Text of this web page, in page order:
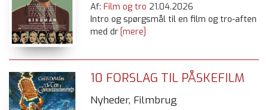
Af: Film og tro 21.04.2026
Intro og spørgsmål til en film og tro-aften
med dr[mere]
10 FORSLAG TIL PÅSKEFILM
Nyheder, Filmbrug